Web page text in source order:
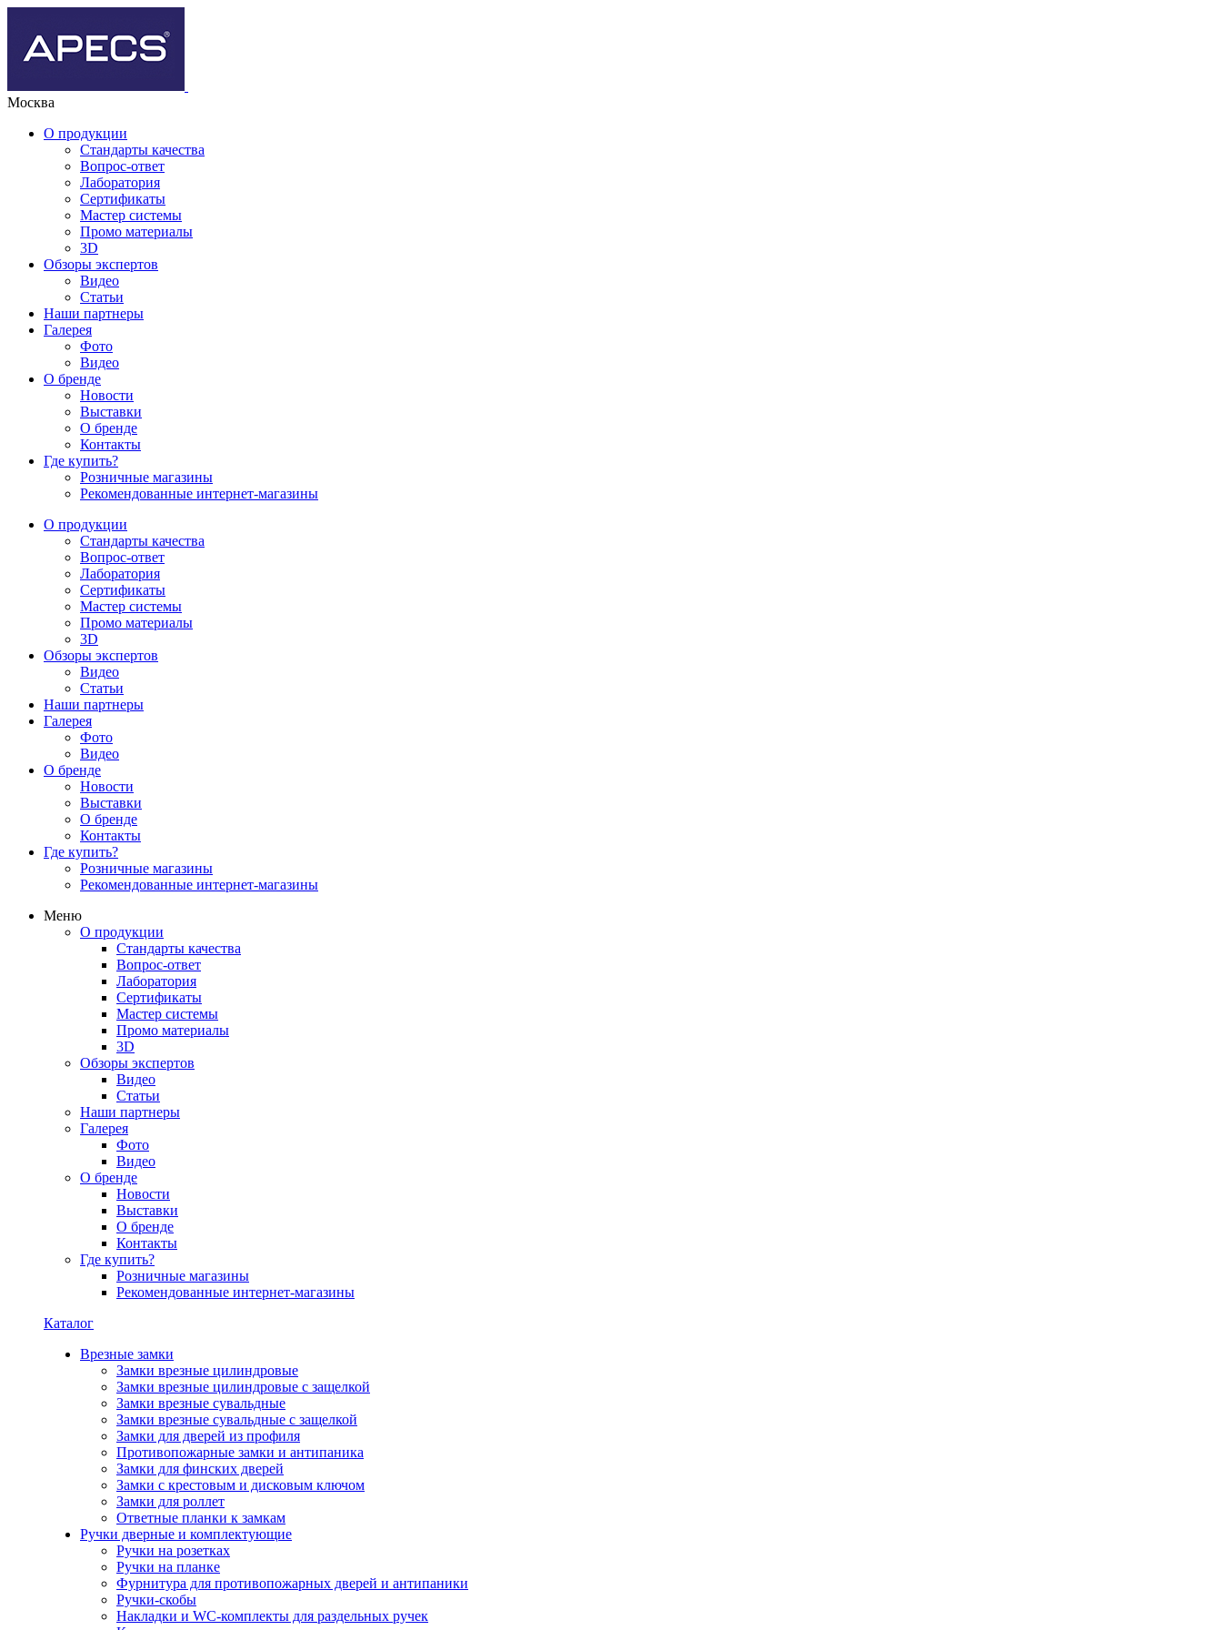
Москва
О продукции
Стандарты качества
Вопрос-ответ
Лаборатория
Сертификаты
Мастер системы
Промо материалы
3D
Обзоры экспертов
Видео
Статьи
Наши партнеры
Галерея
Фото
Видео
О бренде
Новости
Выставки
О бренде
Контакты
Где купить?
Розничные магазины
Рекомендованные интернет-магазины
О продукции
Стандарты качества
Вопрос-ответ
Лаборатория
Сертификаты
Мастер системы
Промо материалы
3D
Обзоры экспертов
Видео
Статьи
Наши партнеры
Галерея
Фото
Видео
О бренде
Новости
Выставки
О бренде
Контакты
Где купить?
Розничные магазины
Рекомендованные интернет-магазины
Меню
О продукции
Стандарты качества
Вопрос-ответ
Лаборатория
Сертификаты
Мастер системы
Промо материалы
3D
Обзоры экспертов
Видео
Статьи
Наши партнеры
Галерея
Фото
Видео
О бренде
Новости
Выставки
О бренде
Контакты
Где купить?
Розничные магазины
Рекомендованные интернет-магазины
Каталог
Врезные замки
Замки врезные цилиндровые
Замки врезные цилиндровые с защелкой
Замки врезные сувальдные
Замки врезные сувальдные с защелкой
Замки для дверей из профиля
Противопожарные замки и антипаника
Замки для финских дверей
Замки с крестовым и дисковым ключом
Замки для роллет
Ответные планки к замкам
Ручки дверные и комплектующие
Ручки на розетках
Ручки на планке
Фурнитура для противопожарных дверей и антипаники
Ручки-скобы
Накладки и WC-комплекты для раздельных ручек